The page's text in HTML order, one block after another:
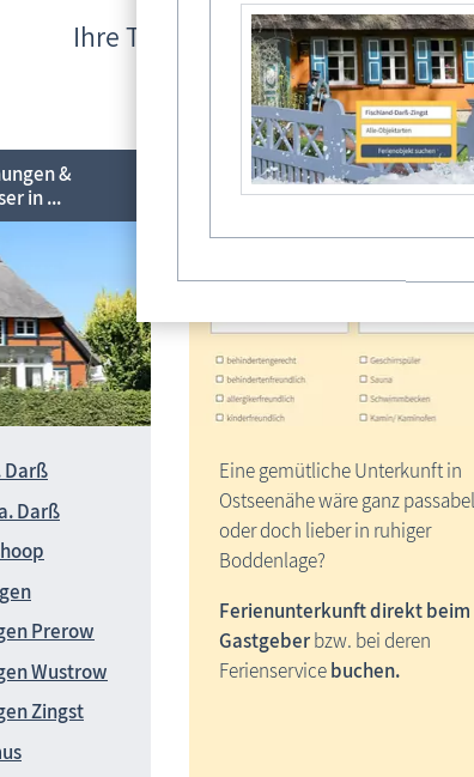
Ihre Traumunterkunft auf dem
Über 25 Jahre
&
in ...
Darß
Darß
Prerow
Wustrow
Zingst
Ferienwohnung
suchen - finden - buchen
Eine gemütliche Unterkunft in
Ostsee­nähe wäre ganz passabel
oder doch lieber in ruhiger
Boddenlage?
Ferien­unter­kunft direkt beim
Gastgeberbzw. bei deren
Ferien­servicebuchen.